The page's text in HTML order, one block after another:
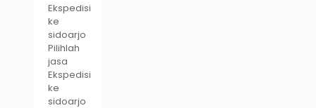
Ekspedisi
ke
sidoarjo
Pilihlah
jasa
Ekspedisi
ke
sidoarjo